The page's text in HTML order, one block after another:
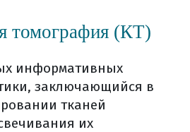
томография (КТ)
информативных
заключающийся в
тканей
их